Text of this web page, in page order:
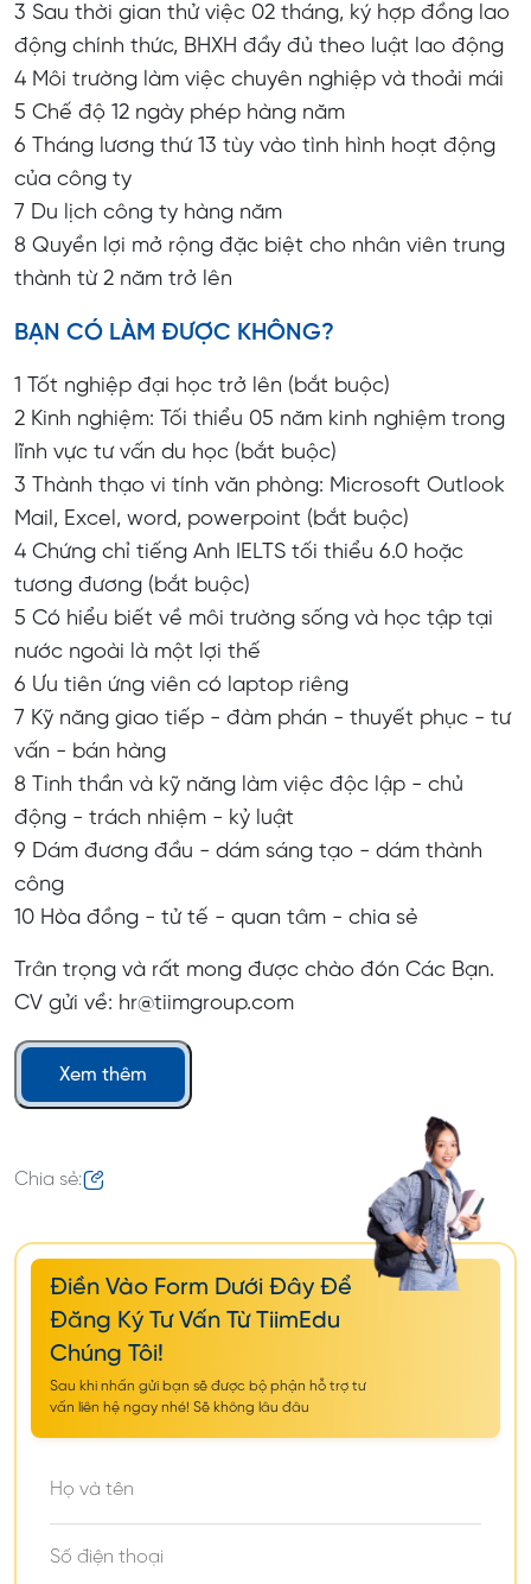
3 Sau thời gian thử việc 02 tháng, ký hợp đồng lao
động chính thức, BHXH đầy đủ theo luật lao động
4 Môi trường làm việc chuyên nghiệp và thoải mái
5 Chế độ 12 ngày phép hàng năm
6 Tháng lương thứ 13 tùy vào tình hình hoạt động
của công ty
7 Du lịch công ty hàng năm
8 Quyền lợi mở rộng đặc biệt cho nhân viên trung
thành từ 2 năm trở lên
BẠN CÓ LÀM ĐƯỢC KHÔNG?
1 Tốt nghiệp đại học trở lên (bắt buộc)
2 Kinh nghiệm: Tối thiểu 05 năm kinh nghiệm trong
lĩnh vực tư vấn du học (bắt buộc)
3 Thành thạo vi tính văn phòng: Microsoft Outlook
Mail, Excel, word, powerpoint (bắt buộc)
4 Chứng chỉ tiếng Anh IELTS tối thiểu 6.0 hoặc
tương đương (bắt buộc)
5 Có hiểu biết về môi trường sống và học tập tại
nước ngoài là một lợi thế
6 Ưu tiên ứng viên có laptop riêng
7 Kỹ năng giao tiếp - đàm phán - thuyết phục - tư
vấn - bán hàng
8 Tinh thần và kỹ năng làm việc độc lập - chủ
động - trách nhiệm - kỷ luật
9 Dám đương đầu - dám sáng tạo - dám thành
công
10 Hòa đồng - tử tế - quan tâm - chia sẻ
Trân trọng và rất mong được chào đón Các Bạn.
CV gửi về: hr@tiimgroup.com
Xem thêm
Chia sẻ:
Điền Vào Form Dưới Đây Để
Đăng Ký Tư Vấn Từ TiimEdu
Chúng Tôi!
Sau khi nhấn gửi bạn sẽ được bộ phận hỗ trợ tư
vấn liên hệ ngay nhé! Sẽ không lâu đâu